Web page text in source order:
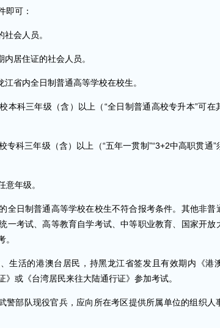
可：
会人员。
居住证的社会人员。
省内全日制普通高等学校在校生。
三年级（含）以上（“全日制普通高校专升本”可在
三年级（含）以上（“五年一贯制”“3+2中高职贯通”
年级。
日制普通高等学校在校生不符合报考条件。其他非普
一考试、高等教育自学考试、中等职业教育、国家开放
。
活的港澳台居民，持黑龙江省签发且有效期内《港澳
》或《台湾居民来往大陆通行证》参加考试。
部队现役官兵，应向所在考区提供所属单位的组织人